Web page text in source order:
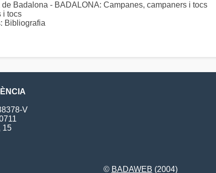
Badalona - BADALONA: Campanes, campaners i tocs
i tocs
Bibliografia
V
15
© BADAWEB (2004)